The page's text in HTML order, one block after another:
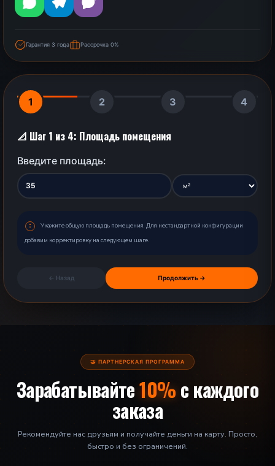
Гарантия 3 года Рассрочка 0%
1 2 3 4
📐 Шаг 1 из 4: Площадь помещения
Введите площадь:
Укажите общую площадь помещения. Для нестандартной конфигурации
добавим корректировку на следующем шаге.
← Назад Продолжить →
🤝 ПАРТНЕРСКАЯ ПРОГРАММА
Зарабатывайте10%с каждого
заказа
Рекомендуйте нас друзьям и получайте деньги на карту. Просто,
быстро и без ограничений.